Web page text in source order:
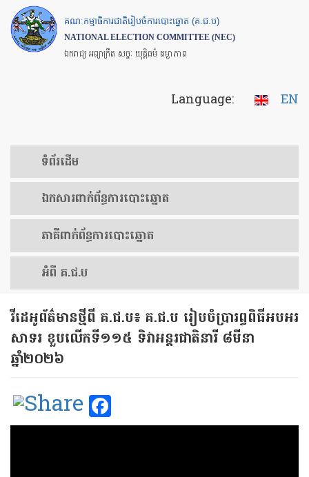
Skip
to
main
គណៈកម្មាធិការជាតិរៀបចំការបោះឆ្នោត (គ.ជ.ប)
NATIONAL ELECTION COMMITTEE (NEC)
ឯករាជ្យ អព្យាក្រឹត សច្ចៈ យុត្តិធម៌ តម្លាភាព
Language: EN
ទំព័រ​ដើម
ឯកសារ​ពាក់ព័ន្ធ​ការ​បោះឆ្នោត
​ភាគីពាក់ព័ន្ធ​​ការ​បោះឆ្នោត
អំពី គ.ជ.ប
វីដេអូព័ត៌មាន​ថ្មី​ពី​ គ.ជ.ប៖​ គ.ជ.ប រៀបចំប្រារព្ធពិធីអបអរ
សាទរ ខួបលើកទី១១៥ ទិវាអន្តរជាតិនារី ៨មីនា
ឆ្នាំ២០២៦